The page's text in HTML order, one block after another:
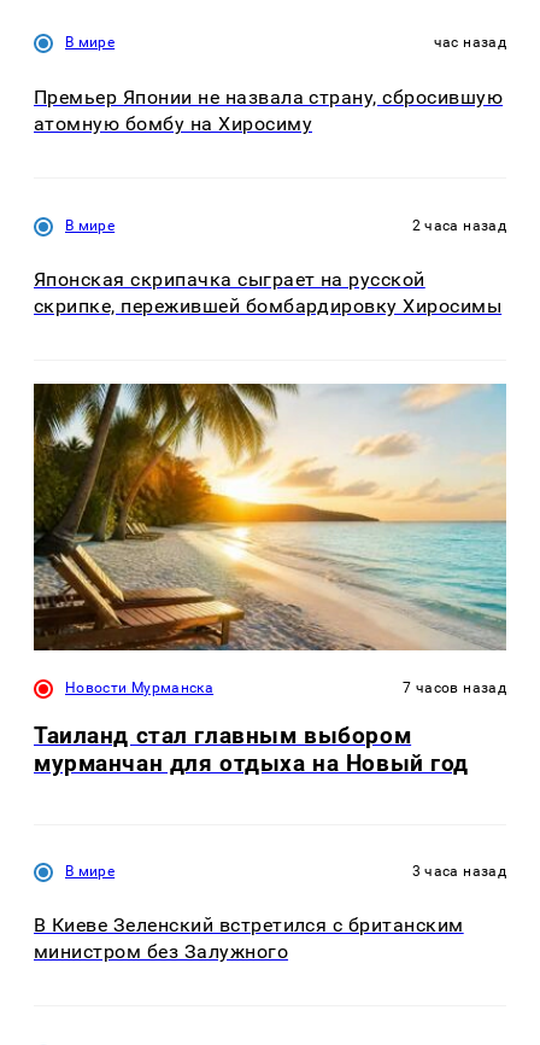
В мире час назад
Премьер Японии не назвала страну, сбросившую
атомную бомбу на Хиросиму
В мире 2 часа назад
Японская скрипачка сыграет на русской
скрипке, пережившей бомбардировку Хиросимы
Новости Мурманска 7 часов назад
Таиланд стал главным выбором
мурманчан для отдыха на Новый год
В мире 3 часа назад
В Киеве Зеленский встретился с британским
министром без Залужного